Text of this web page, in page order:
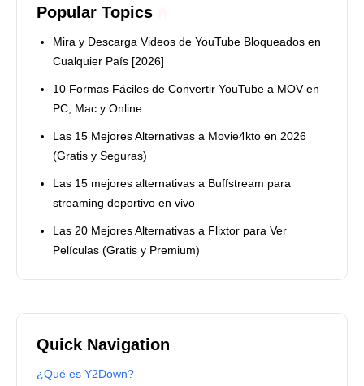
Popular Topics
Mira y Descarga Videos de YouTube Bloqueados en
Cualquier País [2026]
10 Formas Fáciles de Convertir YouTube a MOV en
PC, Mac y Online
Las 15 Mejores Alternativas a Movie4kto en 2026
(Gratis y Seguras)
Las 15 mejores alternativas a Buffstream para
streaming deportivo en vivo
Las 20 Mejores Alternativas a Flixtor para Ver
Películas (Gratis y Premium)
Quick Navigation
¿Qué es Y2Down?